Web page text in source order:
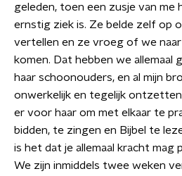
geleden, toen een zusje van me
ernstig ziek is. Ze belde zelf op
vertellen en ze vroeg of we naar
komen. Dat hebben we allemaal
haar schoonouders, en al mijn
onwerkelijk en tegelijk
er voor haar om met elkaar te
bidden, te zingen en Bijbel te
is het dat je allemaal kracht
We zijn inmiddels twee weken